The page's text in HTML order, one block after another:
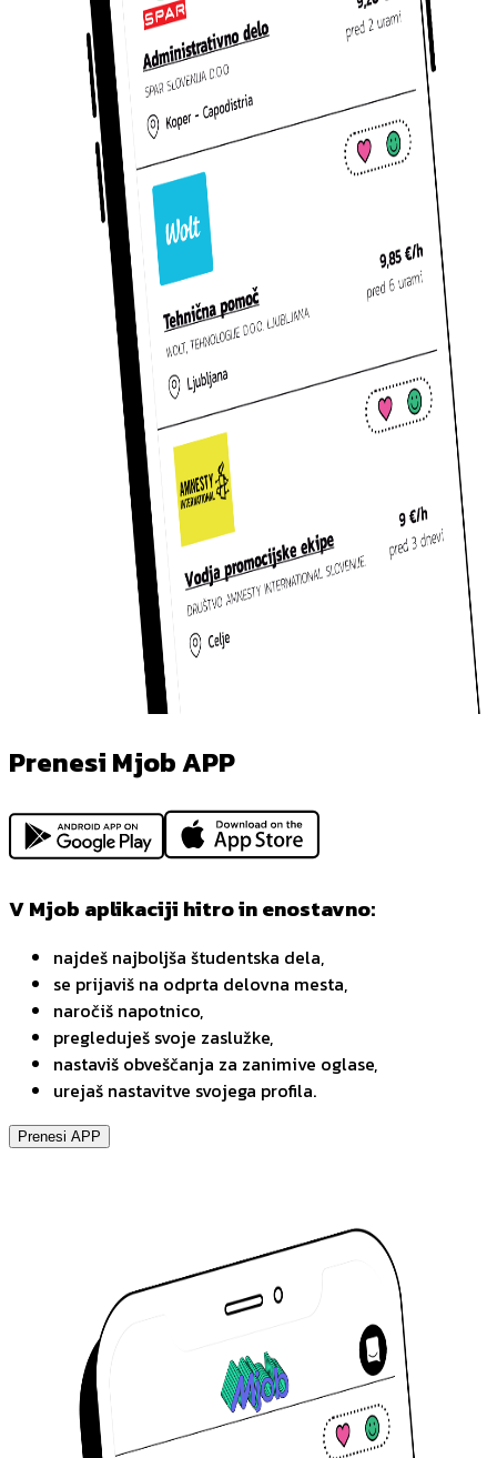
Prenesi Mjob APP
V Mjob aplikaciji hitro in enostavno:
najdeš najboljša študentska dela,
se prijaviš na odprta delovna mesta,
naročiš napotnico,
pregleduješ svoje zaslužke,
nastaviš obveščanja za zanimive oglase,
urejaš nastavitve svojega profila.
Prenesi APP